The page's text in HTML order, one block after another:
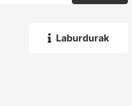
Laburdurak